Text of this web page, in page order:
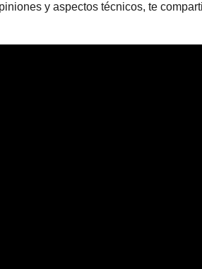
y aspectos técnicos, te